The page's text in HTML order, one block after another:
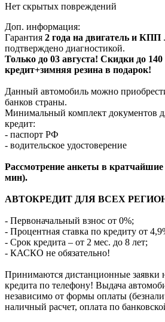
Нет скрытых повреждений
Доп. информация:
Гарантия 2 года на двигатель и КПП
подтверждено диагностикой.
Только до 03 августа! Скидки до
кредит+зимняя резина в подарок!
Данный автомобиль можно
банков страны.
Минимальный комплект документов
кредит:
- паспорт РФ
- водительское удостоверение
Рассмотрение анкеты в кратчайшие
мин).
АВТОКРЕДИТ ДЛЯ ВСЕХ
- Первоначальный взнос от 0%;
- Процентная ставка по кредиту от
- Срок кредита – от 2 мес. до 8 лет;
- КАСКО не обязательно!
Принимаются дистанционные заявки
кредита по телефону! Выдача
независимо от формы оплаты
наличный расчет, оплата по